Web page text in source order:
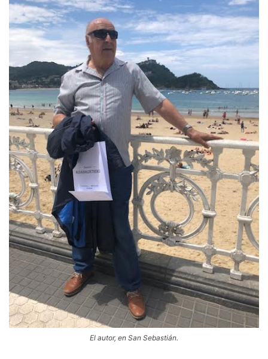
El autor, en San Sebastián.